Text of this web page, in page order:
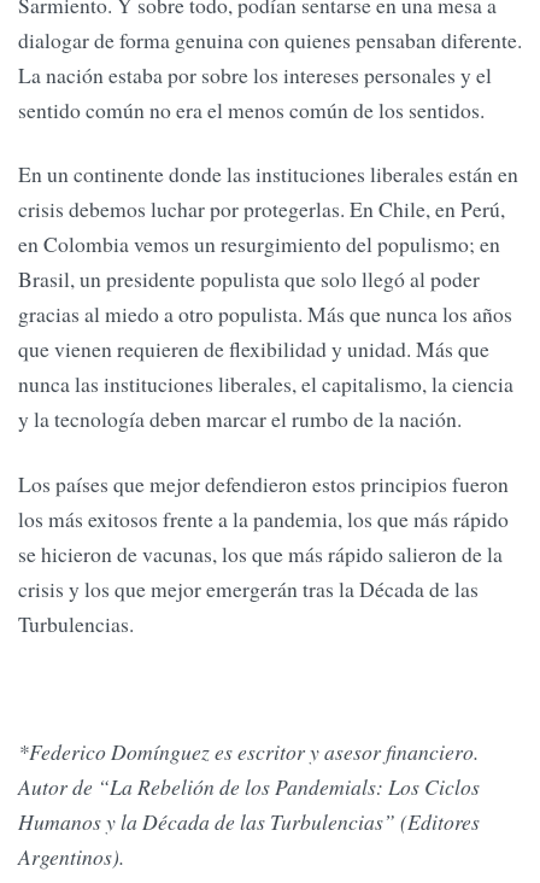
dialogar de forma genuina con quienes pensaban diferente.
La nación estaba por sobre los intereses personales y el
sentido común no era el menos común de los sentidos.
En un continente donde las instituciones liberales están en
crisis debemos luchar por protegerlas. En Chile, en Perú,
en Colombia vemos un resurgimiento del populismo; en
Brasil, un presidente populista que solo llegó al poder
gracias al miedo a otro populista. Más que nunca los años
que vienen requieren de flexibilidad y unidad. Más que
nunca las instituciones liberales, el capitalismo, la ciencia
y la tecnología deben marcar el rumbo de la nación.
Los países que mejor defendieron estos principios fueron
los más exitosos frente a la pandemia, los que más rápido
se hicieron de vacunas, los que más rápido salieron de la
crisis y los que mejor emergerán tras la Década de las
Turbulencias.
*Federico Domínguez es escritor y asesor financiero.
Autor de “La Rebelión de los Pandemials: Los Ciclos
Humanos y la Década de las Turbulencias” (Editores
Argentinos).